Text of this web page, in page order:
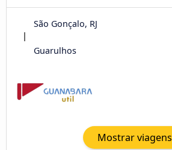
São Gonçalo, RJ
Guarulhos
Mostrar viagens